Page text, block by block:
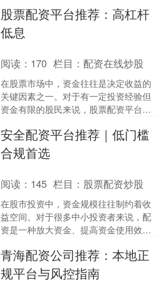
股票配资平台推荐：高杠杆
低息
阅读： 170 栏目：配资在线炒股
在股票市场中，资金往往是决定收益的
关键因素之一。对于有一定投资经验但
资金有限的股民来说，股票配资平台提
投资者可以用较少的自有资....
安全配资平台推荐｜低门槛
合规首选
阅读： 145 栏目： 股票配资炒股
在股市投资中，资金规模往往制约着收
益空间。对于很多中小投资者来说，配
资是一种放大资金、提高资金使用效率
齐，如何选择安全、合规、....
青海配资公司推荐：本地正
规平台与风控指南